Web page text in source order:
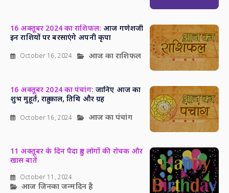
16 अक्तूबर 2024 का राशिफल: आज गणेशजी
इन राशियों पर बरसाएंगे अपनी कृपा
October 16, 2024 आज का राशिफल
16 अक्तूबर 2024 का पंचांग: जानिए आज का
शुभ मुहूर्त, राहु काल, तिथि और ग्रह
October 16, 2024 आज का पंचांग
11 अक्तूबर के दिन पैदा हुए लोगों की रोचक और
खास बातें
October 11, 2024
आज जिनका जन्मदिन है